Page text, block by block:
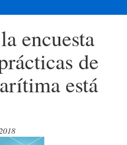
encuesta
de
está